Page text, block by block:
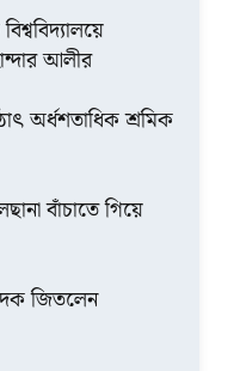
আলীর
অর্ধশতাধিক শ্রমিক
বাঁচাতে গিয়ে
জিতলেন